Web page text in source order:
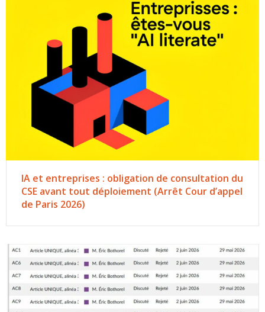
IA et entreprises : obligation de consultation du
CSE avant tout déploiement (Arrêt Cour d’appel
de Paris 2026)